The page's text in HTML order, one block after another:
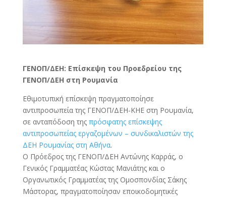
ΓΕΝΟΠ/ΔΕΗ: Επίσκεψη του Προεδρείου της
ΓΕΝΟΠ/ΔΕΗ στη Ρουμανία
Εθιμοτυπική επίσκεψη πραγματοποίησε
αντιπροσωπεία της ΓΕΝΟΠ/ΔΕΗ-ΚΗΕ στη Ρουμανία,
σε ανταπόδοση της πρόσφατης επίσκεψης
αντιπροσωπείας εργαζομένων – συνδικαλιστών της
ΔΕΗ Ρουμανίας στη Αθήνα.
Ο Πρόεδρος της ΓΕΝΟΠ/ΔΕΗ Αντώνης Καρράς, ο
Γενικός Γραμματέας Κώστας Μανιάτης και ο
Οργανωτικός Γραμματέας της Ομοσπονδίας Σάκης
Μάστορας, πραγματοποίησαν εποικοδομητικές